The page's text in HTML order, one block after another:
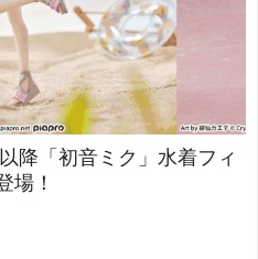
降「初音ミク」水着フィ
場！